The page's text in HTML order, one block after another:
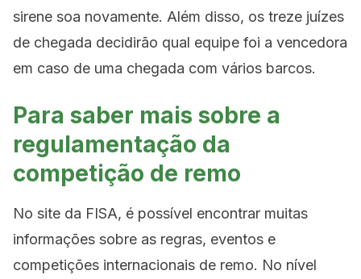
sirene soa novamente. Além disso, os treze juízes
de chegada decidirão qual equipe foi a vencedora
em caso de uma chegada com vários barcos.
Para saber mais sobre a
regulamentação da
competição de remo
No site da FISA, é possível encontrar muitas
informações sobre as regras, eventos e
competições internacionais de remo. No nível